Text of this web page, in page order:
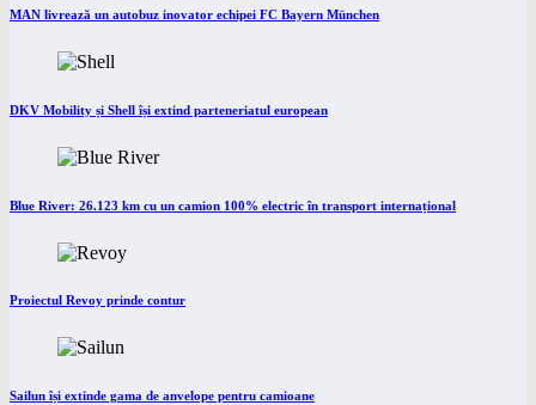
MAN livrează un autobuz inovator echipei FC Bayern München
DKV Mobility și Shell își extind parteneriatul european
Blue River: 26.123 km cu un camion 100% electric în transport internațional
Proiectul Revoy prinde contur
Sailun își extinde gama de anvelope pentru camioane